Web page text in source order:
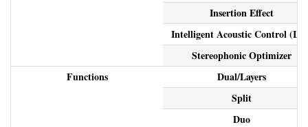
Insertion Effect
Intelligent Acoustic Control
Stereophonic Optimizer
Functions
Dual/Layers
Split
Duo